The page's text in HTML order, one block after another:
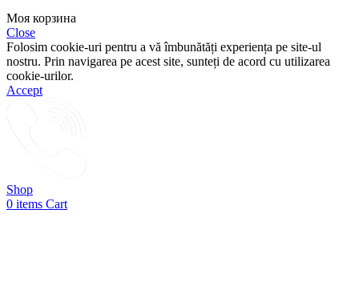
Моя корзина
Close
Folosim cookie-uri pentru a vă îmbunătăți experiența pe site-ul
nostru. Prin navigarea pe acest site, sunteți de acord cu utilizarea
cookie-urilor.
Accept
Shop
0 items Cart